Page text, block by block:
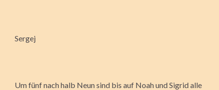
Sergej
Um fünf nach halb Neun sind bis auf Noah und Sigrid alle